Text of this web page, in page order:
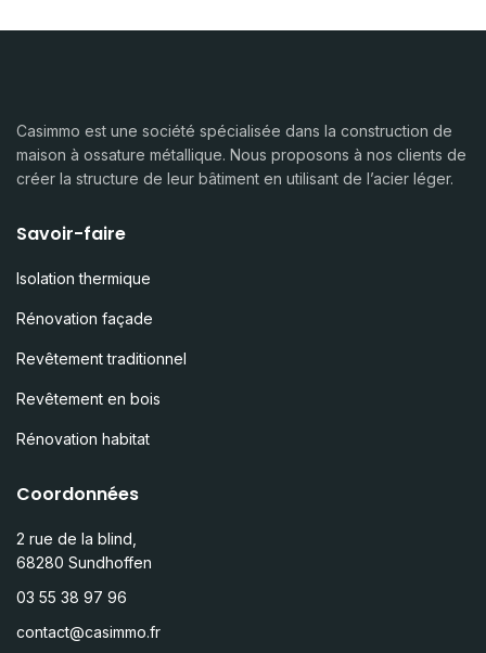
Casimmo est une société spécialisée dans la construction de
maison à ossature métallique. Nous proposons à nos clients de
créer la structure de leur bâtiment en utilisant de l’acier léger.
Savoir-faire
Isolation thermique
Rénovation façade
Revêtement traditionnel
Revêtement en bois
Rénovation habitat
Coordonnées
2 rue de la blind,
68280 Sundhoffen
03 55 38 97 96
contact@casimmo.fr